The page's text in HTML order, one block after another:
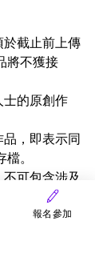
於截止前上傳
將不獲接
士的原創作
，即表示同
。
可包含涉及
識或商業宣
賽資格而無
報名參加